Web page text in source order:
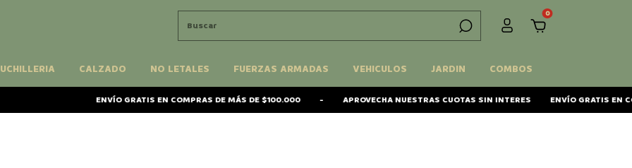
0
CALZADO NO LETALES FUERZAS ARMADAS VEHICULOS JARDIN COMBOS
ENVÍO GRATIS EN COMPRAS DE MÁS DE $100.000 - APROVECHA NUESTRAS CUOTAS SIN INTERES ENVÍO GRATIS EN COMPRAS DE